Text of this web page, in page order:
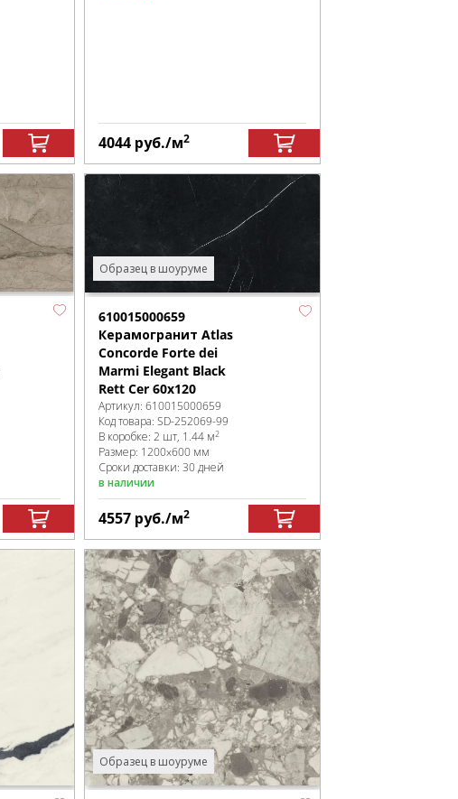
4044 руб./м2
Образец в шоуруме
610015000659
Керамогранит Atlas
Concorde Forte dei
Marmi Elegant Black
Rett Cer 60x120
Артикул: 610015000659
Код товара: SD-252069-99
В коробке: 2 шт, 1.44 м2
Размер: 1200x600 мм
Сроки доставки: 30 дней
в наличии
4557 руб./м2
Образец в шоуруме